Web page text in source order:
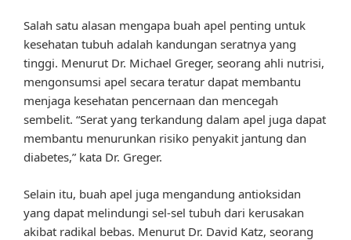
Salah satu alasan mengapa buah apel penting untuk
kesehatan tubuh adalah kandungan seratnya yang
tinggi. Menurut Dr. Michael Greger, seorang ahli nutrisi,
mengonsumsi apel secara teratur dapat membantu
menjaga kesehatan pencernaan dan mencegah
sembelit. “Serat yang terkandung dalam apel juga dapat
membantu menurunkan risiko penyakit jantung dan
diabetes,” kata Dr. Greger.
Selain itu, buah apel juga mengandung antioksidan
yang dapat melindungi sel-sel tubuh dari kerusakan
akibat radikal bebas. Menurut Dr. David Katz, seorang